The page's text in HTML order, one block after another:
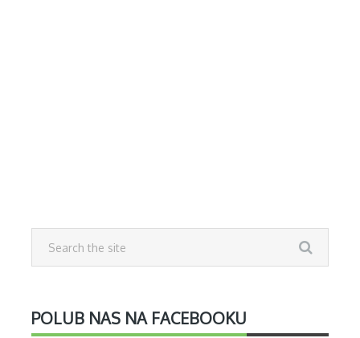
POLUB NAS NA FACEBOOKU